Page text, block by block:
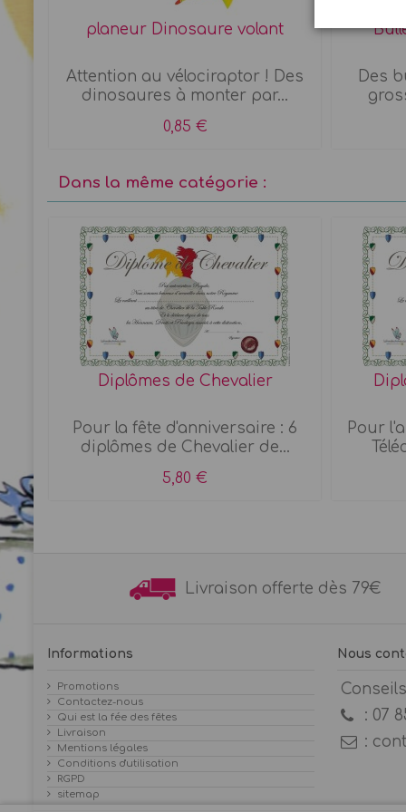
planeur Dinosaure volant
Attention au vélociraptor ! Des
dinosaures à monter par...
0,85 €
Des
Dans la même catégorie :
Diplômes de Chevalier
Pour la fête d'anniversaire : 6
diplômes de Chevalier de...
5,80 €
Pour
Livraison offerte dès
Informations
Promotions
Contactez-nous
Qui est la fée des fêtes
Livraison
Mentions légales
Conditions d'utilisation
RGPD
sitemap
Nous
: 07
: